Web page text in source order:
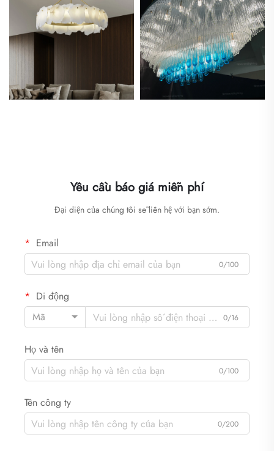
Yêu cầu báo giá miễn phí
Đại diện của chúng tôi sẽ liên hệ với bạn sớm.
Email
0/100
Di động
Mã
0/16
Họ và tên
0/100
Tên công ty
0/200